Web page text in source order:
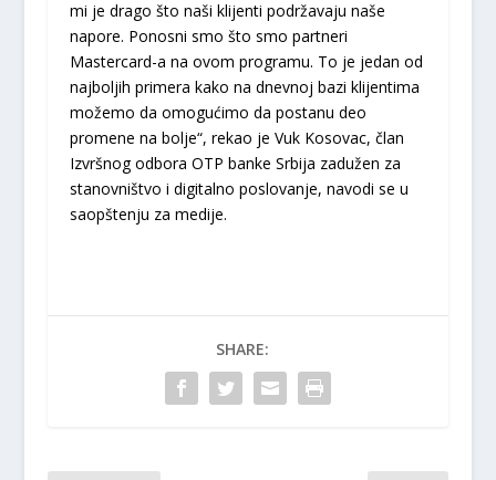
mi je drago što naši klijenti podržavaju naše
napore. Ponosni smo što smo partneri
Mastercard-a na ovom programu. To je jedan od
najboljih primera kako na dnevnoj bazi klijentima
možemo da omogućimo da postanu deo
promene na bolje“, rekao je Vuk Kosovac, član
Izvršnog odbora OTP banke Srbija zadužen za
stanovništvo i digitalno poslovanje, navodi se u
saopštenju za medije.
SHARE: